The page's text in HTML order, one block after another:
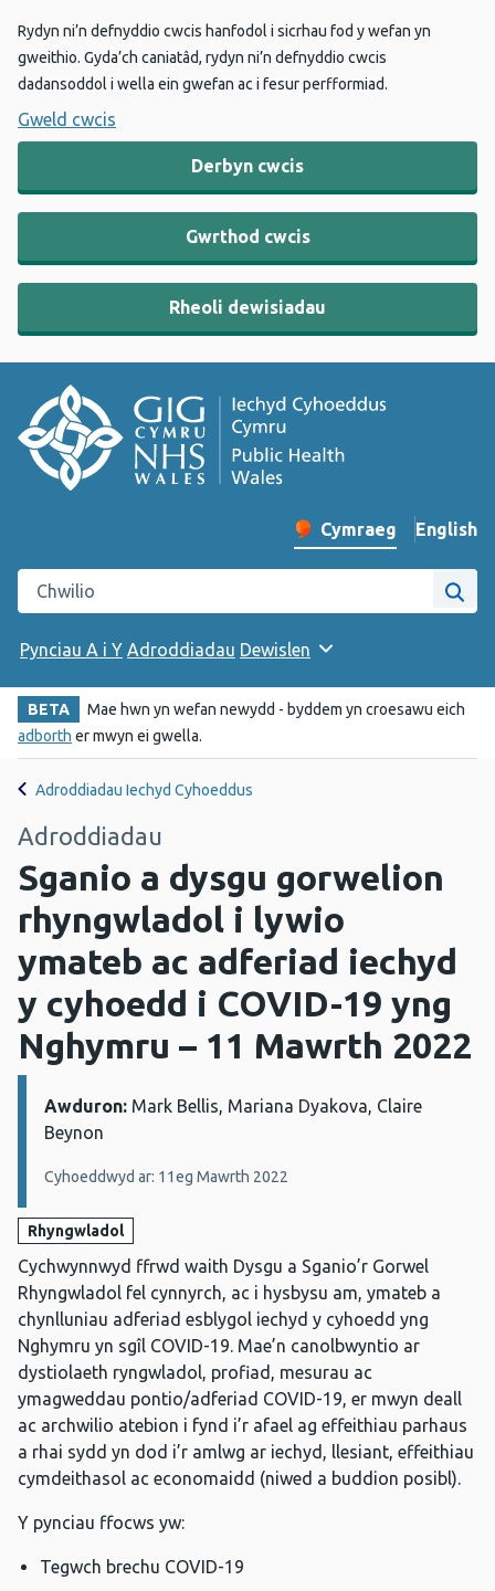
Rydyn ni’n defnyddio cwcis hanfodol i sicrhau fod y wefan yn
gweithio. Gyda’ch caniatâd, rydyn ni’n defnyddio cwcis
dadansoddol i wella ein gwefan ac i fesur perfformiad.
Gweld cwcis
Derbyn cwcis
Gwrthod cwcis
Rheoli dewisiadau
Newid iaith y wefan
Cymraeg English
–
Chwilio gwefan Iechyd Cyhoeddus Cymru
Pynciau A i Y Adroddiadau Dewislen
BETA
Mae hwn yn wefan newydd - byddem yn croesawu eich
adborth er mwyn ei gwella.
Adroddiadau Iechyd Cyhoeddus
Adroddiadau
Sganio a dysgu gorwelion
rhyngwladol i lywio
ymateb ac adferiad iechyd
y cyhoedd i COVID-19 yng
Nghymru – 11 Mawrth 2022
Manylion:
Awduron: Mark Bellis, Mariana Dyakova, Claire
Beynon
Cyhoeddwyd ar: 11eg Mawrth 2022
Rhyngwladol
Cychwynnwyd ffrwd waith Dysgu a Sganio’r Gorwel
Rhyngwladol fel cynnyrch, ac i hysbysu am, ymateb a
chynlluniau adferiad esblygol iechyd y cyhoedd yng
Nghymru yn sgîl COVID-19. Mae’n canolbwyntio ar
dystiolaeth ryngwladol, profiad, mesurau ac
ymagweddau pontio/adferiad COVID-19, er mwyn deall
ac archwilio atebion i fynd i’r afael ag effeithiau parhaus
a rhai sydd yn dod i’r amlwg ar iechyd, llesiant, effeithiau
cymdeithasol ac economaidd (niwed a buddion posibl).
Y pynciau ffocws yw:
Tegwch brechu COVID-19